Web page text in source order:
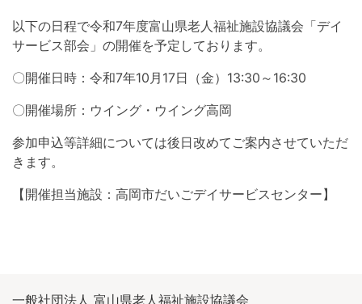
以下の日程で令和7年度富山県老人福祉施設協議会「デイ
サービス部会」の開催を予定しております。
〇開催日時：令和7年10月17日（金）13:30～16:30
〇開催場所：ウイング・ウイング高岡
参加申込等詳細については後日改めてご案内させていただ
きます。
【開催担当施設：高岡市だいごデイサービスセンター】
一般社団法人 富山県老人福祉施設協議会